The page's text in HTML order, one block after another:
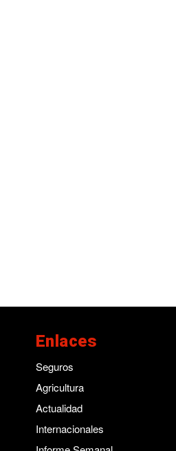
Enlaces
Seguros
Agricultura
Actualidad
Internacionales